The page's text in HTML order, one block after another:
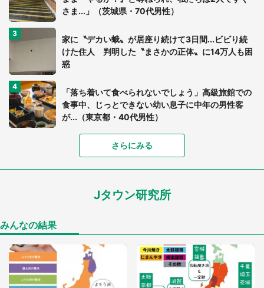
さま...」（茨城県・70代男性）
家に〝デカい蛾〟が居座り続けて3日間...ビビり続
けた住人 判明した〝まさかの正体〟に14万人も困
惑
「落ち着いて食べられないでしょう」高級旅館での
食事中、じっとできない幼い息子に中年の男性客
が...（東京都・40代男性）
「富豪すぎ」1歳息子の〝店頭駄々こね〟の内容に1.
7万人驚がく 「お菓子売り場ならまだしも...」「ハ
ードル高い」
「閉所恐怖症の私は新幹線で大パニック。隣席の青
「ゾワゾワする」「本当に気持ち悪い」 道端でバ
グっちゃってた〝野生の野菜〟に6.5万人戦慄
さらにみる
Jタウン研究所
みんなの結果